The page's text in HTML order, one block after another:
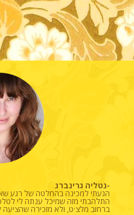
-נטליה גרינברג
הגעתי למכינה בהחלטה של רגע
התלהבתי מזה שמיכל ענתה לי
ברחוב מלצ׳ט, ולא מזכירה שהציעה